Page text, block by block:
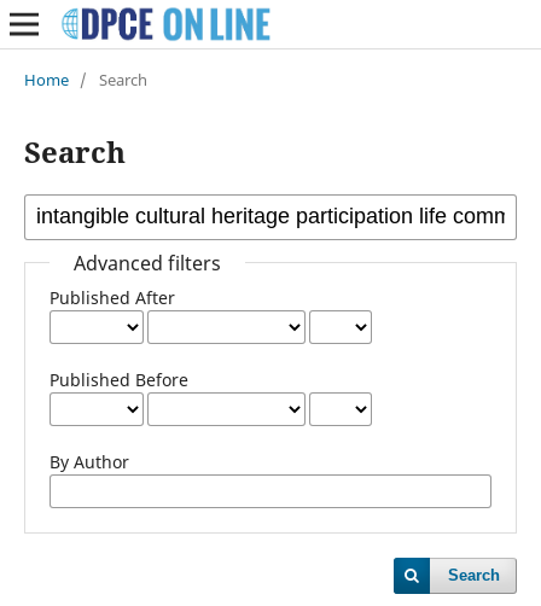
Home / Search
Search
Advanced filters
Published After
Published Before
By Author
Search